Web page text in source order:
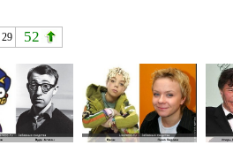
29 52